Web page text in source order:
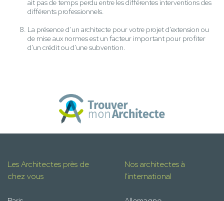
ait pas de temps perdu entre les différentes interventions des
différents professionnels.
La présence d’un architecte pour votre projet d'extension ou
de mise aux normes est un facteur important pour profiter
d'un crédit ou d'une subvention.
Les Architectes près de
chez vous
Nos architectes à
l'international